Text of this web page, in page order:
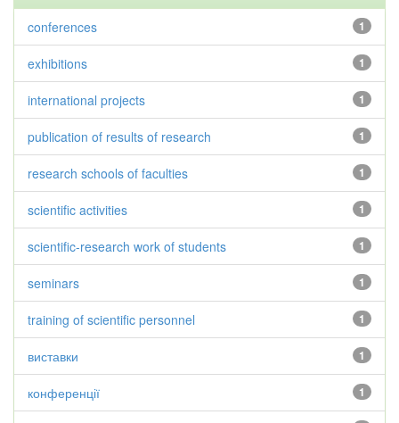
1
conferences
1
exhibitions
1
international projects
1
publication of results of research
1
research schools of faculties
1
scientific activities
1
scientific-research work of students
1
seminars
1
training of scientific personnel
1
виставки
1
конференції